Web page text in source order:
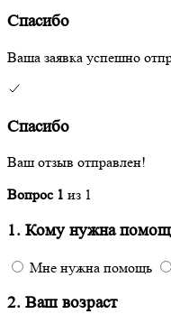
Спасибо
Ваша заявка успешно
Спасибо
Ваш отзыв отправлен!
Вопрос 1 из 1
1. Кому нужна
Мне нужна помощь
2. Ваш возраст